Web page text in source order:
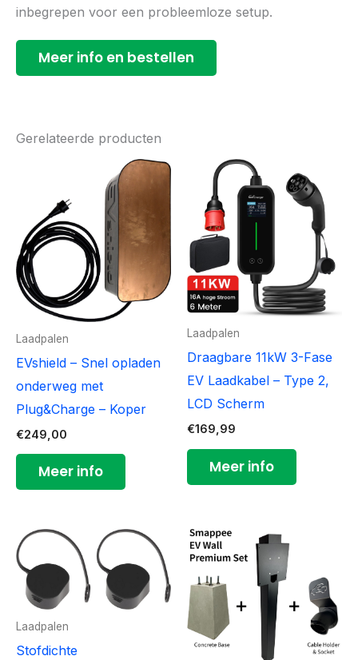
inbegrepen voor een probleemloze setup.
Meer info en bestellen
Gerelateerde producten
Laadpalen
EVshield – Snel opladen
onderweg met
Plug&Charge – Koper
€249,00
Meer info
Laadpalen
Draagbare 11kW 3-Fase
EV Laadkabel – Type 2,
LCD Scherm
€169,99
Meer info
Laadpalen
Stofdichte